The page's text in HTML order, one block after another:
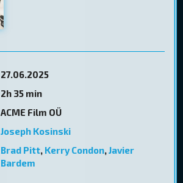
27.06.2025
2h 35 min
ACME Film OÜ
Joseph Kosinski
Brad Pitt, Kerry Condon,Javier
Bardem